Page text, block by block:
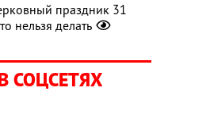
праздник 31
нельзя делать
СОЦСЕТЯХ